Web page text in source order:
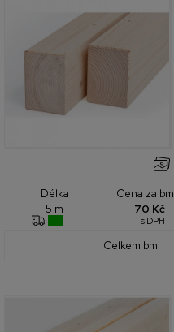
Délka
5 m
Cena za bm
70 Kč
s DPH
Celkem bm